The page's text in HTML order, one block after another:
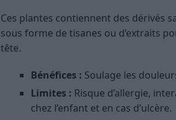
Ces plantes contiennent des dérivés
sous forme de tisanes ou d’extraits
tête.
Bénéfices : Soulage les
Limites : Risque d’allergie,
chez l’enfant et en cas d’ulcère.